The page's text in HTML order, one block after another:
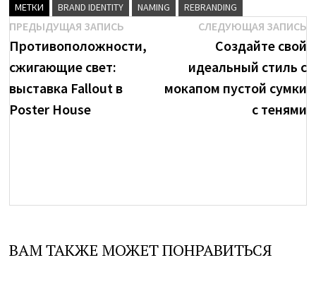
МЕТКИ BRAND IDENTITY NAMING REBRANDING
Навигация
по
записям
ПРЕДЫДУЩАЯ ЗАПИСЬ
запись:
Противоположности,
сжигающие свет:
выставка Fallout в
Poster House
СЛЕДУЮЩАЯ ЗАПИСЬ
Создайте свой
идеальный стиль с
мокапом пустой сумки
с тенями
Посмотреть
все
ВАМ ТАКЖЕ МОЖЕТ ПОНРАВИТЬСЯ